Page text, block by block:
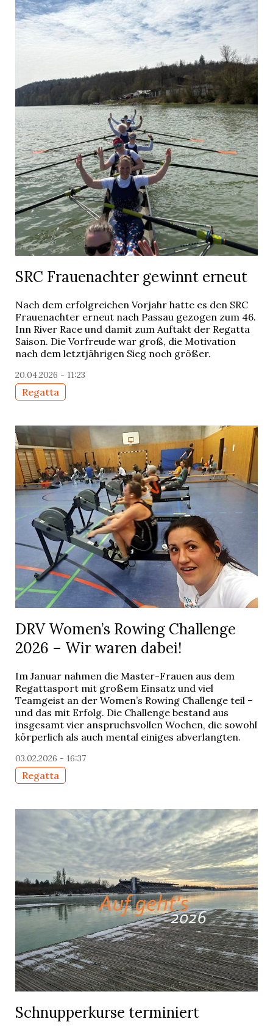
SRC Frauenachter gewinnt erneut
Nach dem erfolgreichen Vorjahr hatte es den SRC
Frauenachter erneut nach Passau gezogen zum 46.
Inn River Race und damit zum Auftakt der Regatta
Saison. Die Vorfreude war groß, die Motivation
nach dem letztjährigen Sieg noch größer.
20.04.2026 - 11:23
Regatta
DRV Women’s Rowing Challenge
2026 – Wir waren dabei!
Im Januar nahmen die Master-Frauen aus dem
Regattasport mit großem Einsatz und viel
Teamgeist an der Women’s Rowing Challenge teil –
und das mit Erfolg. Die Challenge bestand aus
insgesamt vier anspruchsvollen Wochen, die sowohl
körperlich als auch mental einiges abverlangten.
03.02.2026 - 16:37
Regatta
Schnupperkurse terminiert